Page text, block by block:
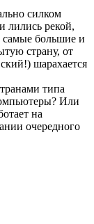
силком
лились рекой,
самые большие и
страну, от
шарахается
типа
Или
на
очередного